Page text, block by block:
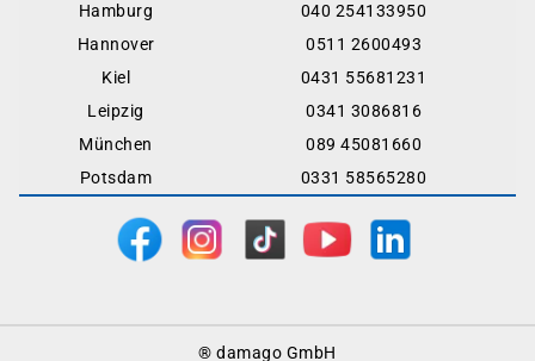
Hamburg
040 254133950
Hannover
0511 2600493
Kiel
0431 55681231
Leipzig
0341 3086816
München
089 45081660
Potsdam
0331 58565280
® damago GmbH